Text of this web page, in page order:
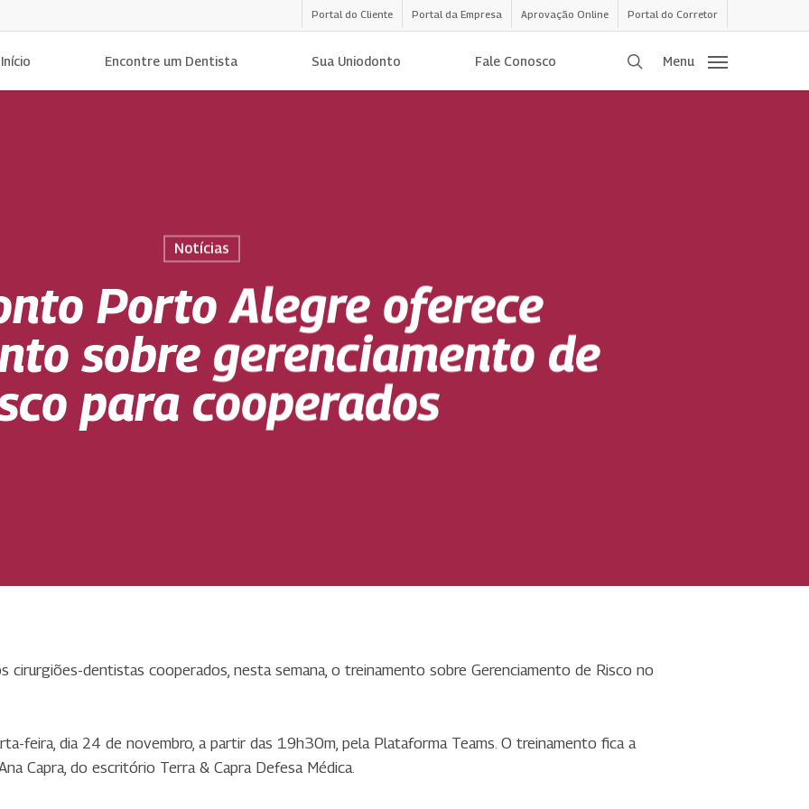
Portal do Cliente Portal da Empresa Aprovação Online Portal do Corretor
Início Encontre um Dentista Sua Uniodonto Fale Conosco procurar
Menu
Notícias
Porto Alegre oferece
sobre gerenciamento de
para cooperados
dentistas cooperados, nesta semana, o treinamento sobre Gerenciamento de Risco no
feira, dia 24 de novembro, a partir das 19h30m, pela Plataforma Teams. O treinamento fica a
Capra, do escritório Terra & Capra Defesa Médica.